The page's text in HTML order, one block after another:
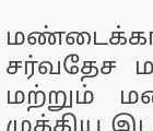
சர்வதேச
மற்றும்